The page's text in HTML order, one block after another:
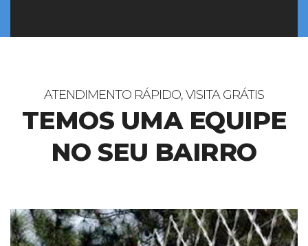
ATENDIMENTO RÁPIDO, VISITA GRÁTIS
TEMOS UMA EQUIPE
NO SEU BAIRRO